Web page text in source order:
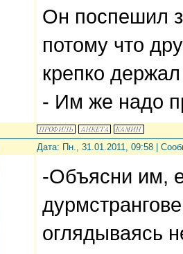
Он поспешил
потому что
крепко держал
- Им же надо
Дата: Пн., 31.01.2011, 09:58 |
-Объясни им,
оглядываясь